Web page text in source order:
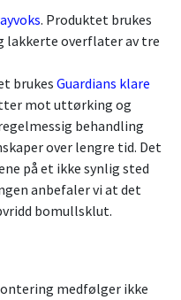
. Produktet brukes
lakkerte overflater av tre
brukes Guardians klare
mot uttørking og
behandling
over lengre tid. Det
på et ikke synlig sted
anbefaler vi at det
bomullsklut.
medfølger ikke